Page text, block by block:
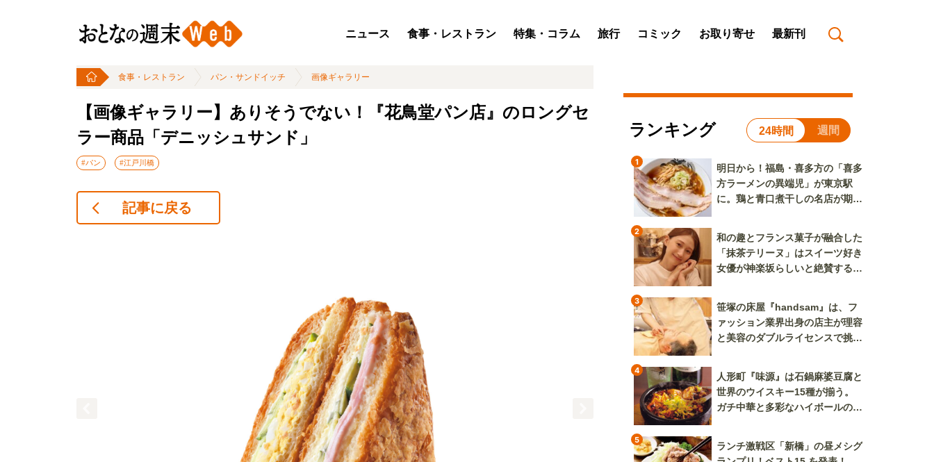
ニュース 食事・レストラン 特集・コラム 旅行 コミック お取り寄せ 最新刊
食事・レストラン パン・サンドイッチ 画像ギャラリー
【画像ギャラリー】ありそうでない！『花鳥堂パン店』のロングセ
ラー商品「デニッシュサンド」
#パン #江戸川橋
記事に戻る
ランキング 24時間 週間
1
明日から！福島・喜多方の「喜多
方ラーメンの異端児」が東京駅
に。鶏と青口煮干しの名店が期間
2
和の趣とフランス菓子が融合した
「抹茶テリーヌ」はスイーツ好き
女優が神楽坂らしいと絶賛する逸
3
笹塚の床屋『handsam』は、フ
ァッション業界出身の店主が理容
と美容のダブルライセンスで挑む
4
人形町『味源』は石鍋麻婆豆腐と
世界のウイスキー15種が揃う。
ガチ中華と多彩なハイボールの組
5
ランチ激戦区「新橋」の昼メシグ